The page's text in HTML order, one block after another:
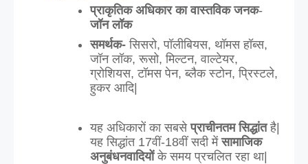
प्राकृतिक अधिकार का वास्तविक जनक
जॉन लॉक
समर्थक- सिसरो, पॉलीबियस, थॉमस हॉब्स,
जॉन लॉक, रूसो, मिल्टन, वाल्टेयर,
ग्रोशियस, टॉमस पेन, ब्लैक स्टोन, प्रिस्टले,
हुकर आदि|
यह अधिकारों का सबसे प्राचीनतम सिद्धांत है|
यह सिद्धांत 17वीं-18वीं सदी में सामाजिक
अनुबंधनवादियों के समय प्रचलित रहा था|